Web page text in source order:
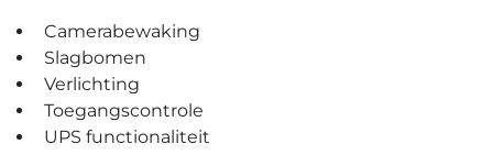
Camerabewaking
Slagbomen
Verlichting
Toegangscontrole
UPS functionaliteit